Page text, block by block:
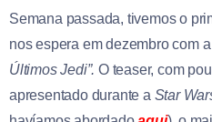
Semana passada, tivemos o
nos espera em dezembro com
Últimos Jedi”.O teaser, com
apresentado durante a Star